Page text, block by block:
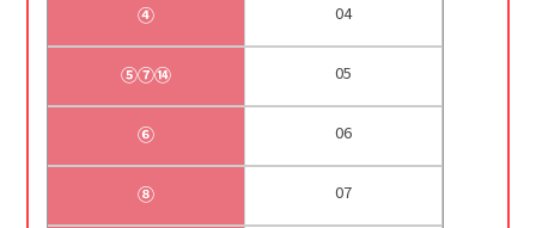
④
⑤⑦⑭
⑥
⑧
04
05
06
07